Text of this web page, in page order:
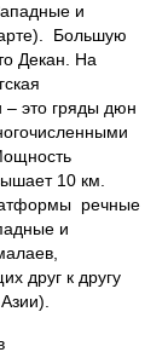
и
Большую
Декан. На
– это гряды дюн
10 км.
речные
и
друг к другу